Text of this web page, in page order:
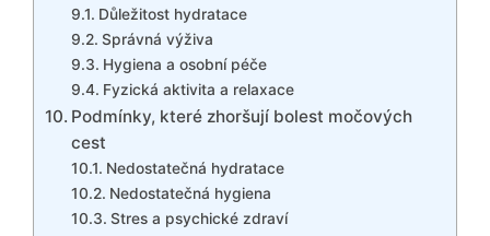
Důležitost hydratace
Správná výživa
Hygiena a osobní péče
Fyzická aktivita a relaxace
Podmínky, které zhoršují bolest močových
cest
Nedostatečná hydratace
Nedostatečná hygiena
Stres a psychické zdraví